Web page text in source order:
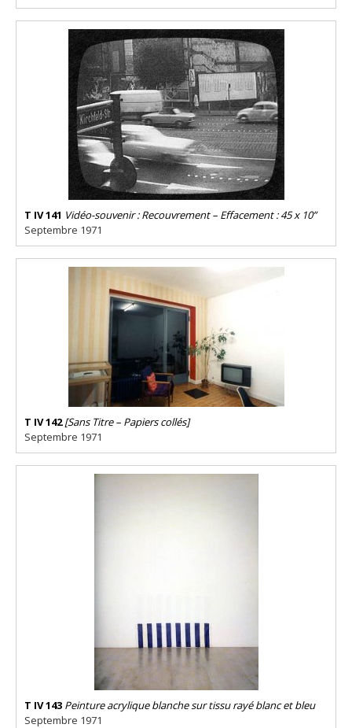
T IV 141 Vidéo-souvenir : Recouvrement – Effacement : 45 x 10”
Septembre 1971
T IV 142 [Sans Titre – Papiers collés]
Septembre 1971
T IV 143 Peinture acrylique blanche sur tissu rayé blanc et bleu
Septembre 1971